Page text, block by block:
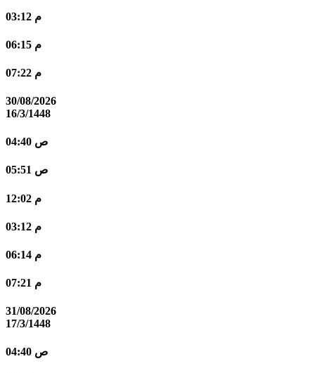
03:12 م
06:15 م
07:22 م
30/08/2026
16/3/1448
04:40 ص
05:51 ص
12:02 م
03:12 م
06:14 م
07:21 م
31/08/2026
17/3/1448
04:40 ص